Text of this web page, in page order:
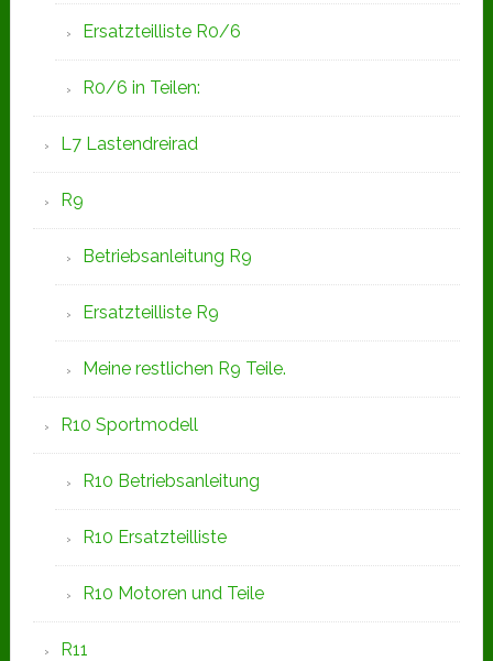
Ersatzteilliste R0/6
R0/6 in Teilen:
L7 Lastendreirad
R9
Betriebsanleitung R9
Ersatzteilliste R9
Meine restlichen R9 Teile.
R10 Sportmodell
R10 Betriebsanleitung
R10 Ersatzteilliste
R10 Motoren und Teile
R11